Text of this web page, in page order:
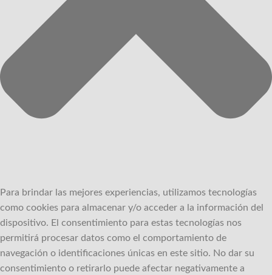
Para brindar las mejores experiencias, utilizamos tecnologías
como cookies para almacenar y/o acceder a la información del
dispositivo. El consentimiento para estas tecnologías nos
permitirá procesar datos como el comportamiento de
navegación o identificaciones únicas en este sitio. No dar su
consentimiento o retirarlo puede afectar negativamente a